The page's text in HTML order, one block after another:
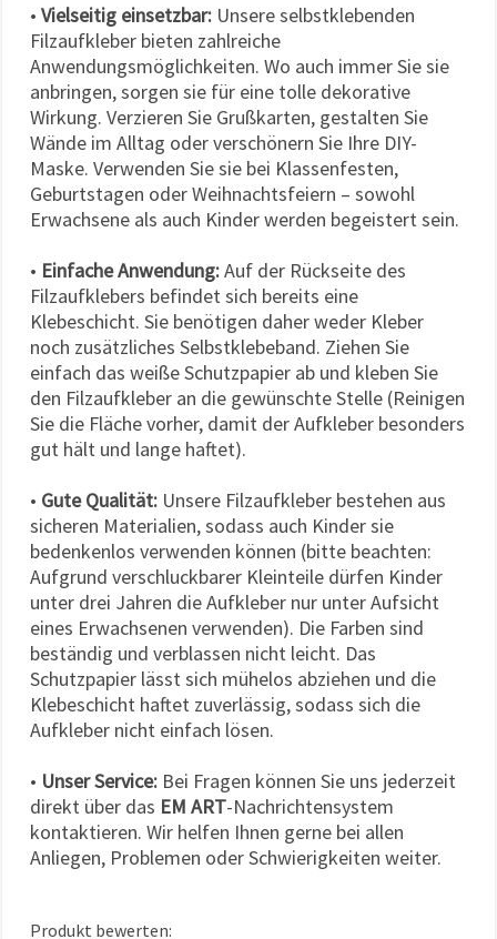
• Vielseitig einsetzbar: Unsere selbstklebenden
Filzaufkleber bieten zahlreiche
Anwendungsmöglichkeiten. Wo auch immer Sie sie
anbringen, sorgen sie für eine tolle dekorative
Wirkung. Verzieren Sie Grußkarten, gestalten Sie
Wände im Alltag oder verschönern Sie Ihre DIY-
Maske. Verwenden Sie sie bei Klassenfesten,
Geburtstagen oder Weihnachtsfeiern – sowohl
Erwachsene als auch Kinder werden begeistert sein.
• Einfache Anwendung:Auf der Rückseite des
Filzaufklebers befindet sich bereits eine
Klebeschicht. Sie benötigen daher weder Kleber
noch zusätzliches Selbstklebeband. Ziehen Sie
einfach das weiße Schutzpapier ab und kleben Sie
den Filzaufkleber an die gewünschte Stelle (Reinigen
Sie die Fläche vorher, damit der Aufkleber besonders
gut hält und lange haftet).
• Gute Qualität: Unsere Filzaufkleber bestehen aus
sicheren Materialien, sodass auch Kinder sie
bedenkenlos verwenden können (bitte beachten:
Aufgrund verschluckbarer Kleinteile dürfen Kinder
unter drei Jahren die Aufkleber nur unter Aufsicht
eines Erwachsenen verwenden). Die Farben sind
beständig und verblassen nicht leicht. Das
Schutzpapier lässt sich mühelos abziehen und die
Klebeschicht haftet zuverlässig, sodass sich die
Aufkleber nicht einfach lösen.
• Unser Service: Bei Fragen können Sie uns jederzeit
direkt über das EM ART-Nachrichtensystem
kontaktieren. Wir helfen Ihnen gerne bei allen
Anliegen, Problemen oder Schwierigkeiten weiter.
Produkt bewerten: